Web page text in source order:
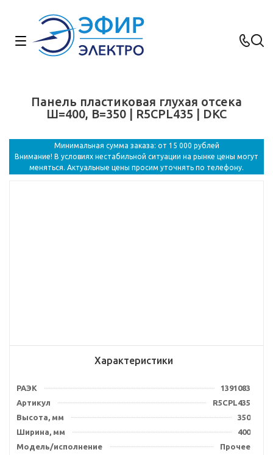
Панель пластиковая глухая отсека
Ш=400, В=350 | R5CPL435 | DKC
Минимальная сумма заказа: от 15 000 рублей
Внимание! В условиях нестабильной ситуации на рынке цены могут
меняться. Актуальные цены просим уточнять по телефону.
Характеристики
РАЭК
1391083
Артикул
R5CPL435
Высота, мм
350
Ширина, мм
400
Модель/исполнение
Прочее